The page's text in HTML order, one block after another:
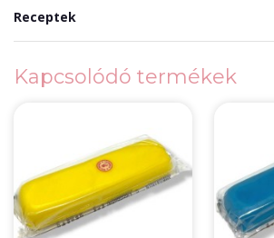
Receptek
Kapcsolódó termékek